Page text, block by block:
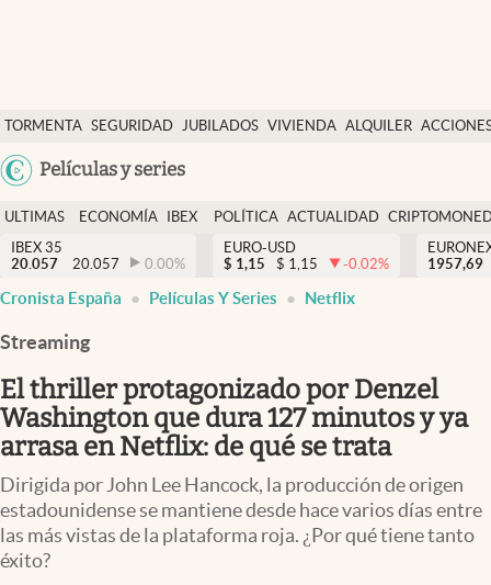
TORMENTA SEGURIDAD JUBILADOS VIVIENDA ALQUILER
USA
Películas y series
Economía y finanzas
Política
Actualidad
Criptomonedas
España
ULTIMAS
NOTICIAS
ECONOMÍA
FINANZAS
IBEX
EURO
POLÍTICA ACTUALIDAD
IBEX 35
20.057
20.057 0.00%
EURO-USD
$ 1,15 $ 1,15 -0.02%
1957,69
Cronista España Películas Y Series Netflix
Streaming
El thriller protagonizado por Denzel
Washington que dura 127 minutos y ya
arrasa en Netflix: de qué se trata
Dirigida por John Lee Hancock, la producción de origen
estadounidense se mantiene desde hace varios días entre
las más vistas de la plataforma roja. ¿Por qué tiene tanto
éxito?